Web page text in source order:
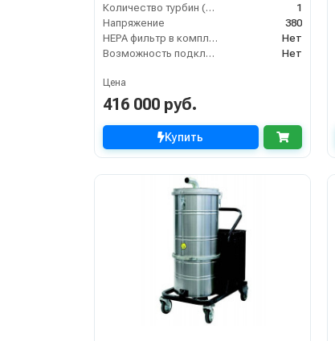
Количество турбин (шт)
1
Напряжение
380
HEPA фильтр в комплекте
Нет
Возможность подключения электрощетки
Нет
Цена
416 000 руб.
Купить